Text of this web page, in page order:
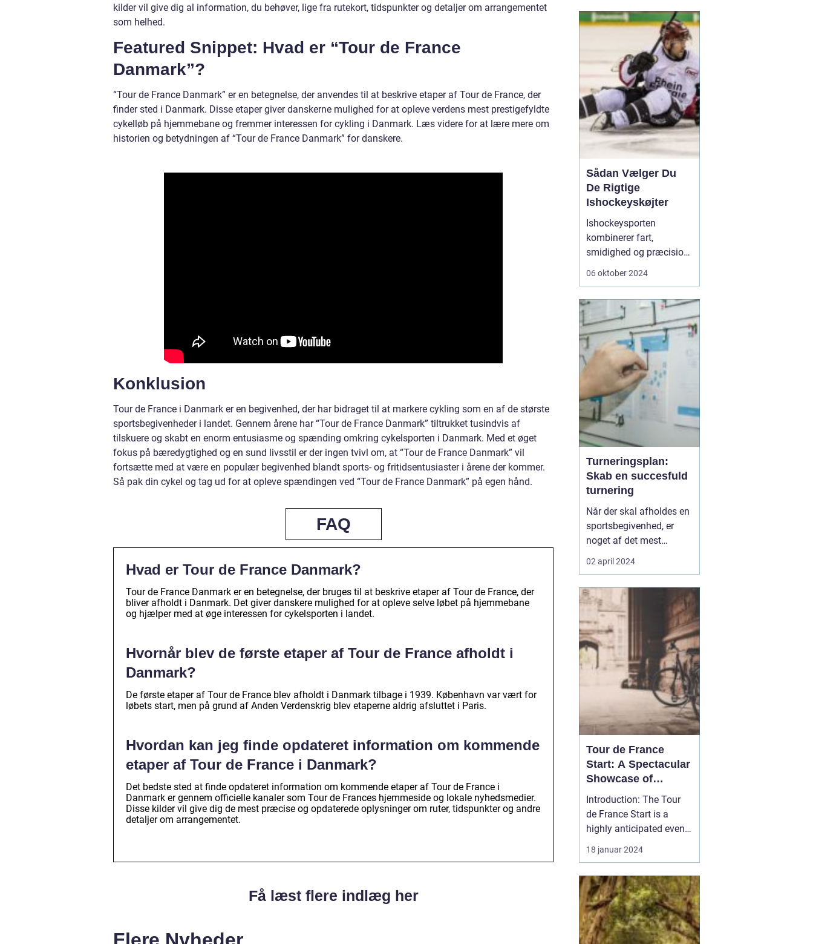
kilder vil give dig al information, du behøver, lige fra rutekort, tidspunkter og detaljer om arrangementet
som helhed.
Featured Snippet: Hvad er “Tour de France
Danmark”?
“Tour de France Danmark” er en betegnelse, der anvendes til at beskrive etaper af Tour de France, der
finder sted i Danmark. Disse etaper giver danskerne mulighed for at opleve verdens mest prestigefyldte
cykelløb på hjemmebane og fremmer interessen for cykling i Danmark. Læs videre for at lære mere om
historien og betydningen af “Tour de France Danmark” for danskere.
Konklusion
Tour de France i Danmark er en begivenhed, der har bidraget til at markere cykling som en af de største
sportsbegivenheder i landet. Gennem årene har “Tour de France Danmark” tiltrukket tusindvis af
tilskuere og skabt en enorm entusiasme og spænding omkring cykelsporten i Danmark. Med et øget
fokus på bæredygtighed og en sund livsstil er der ingen tvivl om, at “Tour de France Danmark” vil
fortsætte med at være en populær begivenhed blandt sports- og fritidsentusiaster i årene der kommer.
Så pak din cykel og tag ud for at opleve spændingen ved “Tour de France Danmark” på egen hånd.
FAQ
Hvad er Tour de France Danmark?
Tour de France Danmark er en betegnelse, der bruges til at beskrive etaper af Tour de France, der
bliver afholdt i Danmark. Det giver danskere mulighed for at opleve selve løbet på hjemmebane
og hjælper med at øge interessen for cykelsporten i landet.
Hvornår blev de første etaper af Tour de France afholdt i
Danmark?
De første etaper af Tour de France blev afholdt i Danmark tilbage i 1939. København var vært for
løbets start, men på grund af Anden Verdenskrig blev etaperne aldrig afsluttet i Paris.
Hvordan kan jeg finde opdateret information om kommende
etaper af Tour de France i Danmark?
Det bedste sted at finde opdateret information om kommende etaper af Tour de France i
Danmark er gennem officielle kanaler som Tour de Frances hjemmeside og lokale nyhedsmedier.
Disse kilder vil give dig de mest præcise og opdaterede oplysninger om ruter, tidspunkter og andre
detaljer om arrangementet.
Få læst flere indlæg her
af muligheder for dem,
Sådan Vælger Du
De Rigtige
Ishockeyskøjter
Ishockeysporten
kombinerer fart,
smidighed og præcision,
og intet er mere
par velvalgte
ishockeyskøjter...
06 oktober 2024
Turneringsplan:
Skab en succesfuld
turnering
Når der skal afholdes en
sportsbegivenhed, er
noget af det mest
fundamentale at have en
velorganiseret
Turneringsplanen er
rygraden i enhver
konkurrence, den sikrer
at spil og kampe afvikles
smidigt, retfærdigt, og at
deltagerne har e...
02 april 2024
Tour de France
Start: A Spectacular
Showcase of
Cycling Excellence
Introduction: The Tour
de France Start is a
highly anticipated event
that marks the beginning
of the prestigious Tour
captivating spectacle
that attracts millions of
viewers from around the
world. In this article, we
18 januar 2024